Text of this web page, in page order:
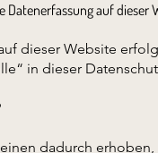
auf dieser
dieser Website
in dieser
dadurch